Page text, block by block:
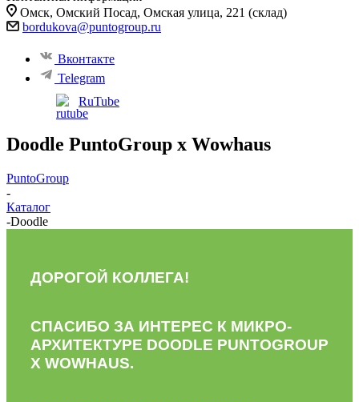
Омск, ​Омский Посад, Омская улица, 221 (склад)
bordukova@puntogroup.ru
Вконтакте
Telegram
RuTube
Doodle PuntoGroup x Wowhaus
PuntoGroup
-
Каталог
-Doodle
ДОРОГОЙ КОЛЛЕГА!
СПАСИБО ЗА ИНТЕРЕС К МИКРО-
АРХИТЕКТУРЕ DOODLE PUNTOGROUP
X WOWHAUS.